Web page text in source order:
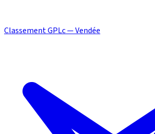
Classement GPLc — Vendée